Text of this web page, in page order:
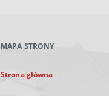
MAPA STRONY
Strona główna